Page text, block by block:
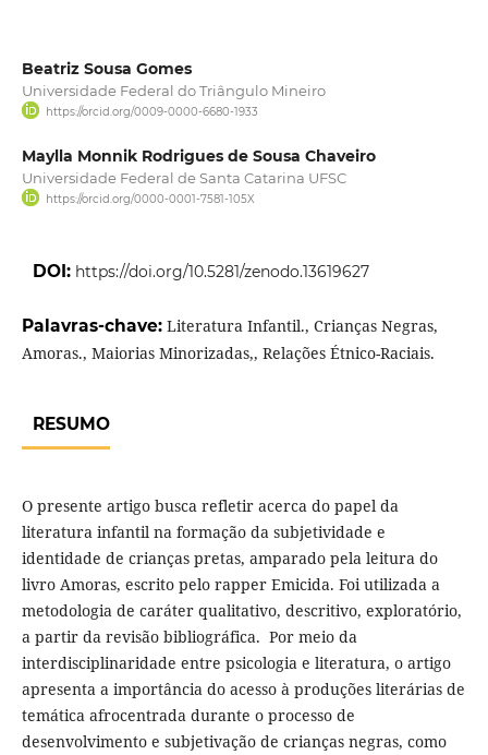
Beatriz Sousa Gomes
Universidade Federal do Triângulo Mineiro
https://orcid.org/0009-0000-6680-1933
Maylla Monnik Rodrigues de Sousa Chaveiro
Universidade Federal de Santa Catarina UFSC
https://orcid.org/0000-0001-7581-105X
DOI: https://doi.org/10.5281/zenodo.13619627
Palavras-chave: Literatura Infantil., Crianças Negras,
Amoras., Maiorias Minorizadas,, Relações Étnico-Raciais.
RESUMO
O presente artigo busca refletir acerca do papel da
literatura infantil na formação da subjetividade e
identidade de crianças pretas, amparado pela leitura do
livro Amoras, escrito pelo rapper Emicida. Foi utilizada a
metodologia de caráter qualitativo, descritivo, exploratório,
a partir da revisão bibliográfica. Por meio da
interdisciplinaridade entre psicologia e literatura, o artigo
apresenta a importância do acesso à produções literárias de
temática afrocentrada durante o processo de
desenvolvimento e subjetivação de crianças negras, como